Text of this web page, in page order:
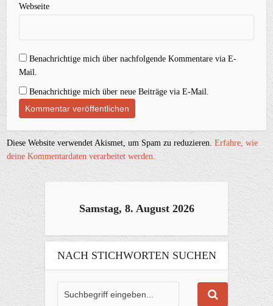
Webseite
Benachrichtige mich über nachfolgende Kommentare via E-
Mail.
Benachrichtige mich über neue Beiträge via E-Mail.
Diese Website verwendet Akismet, um Spam zu reduzieren.Erfahre, wie
deine Kommentardaten verarbeitet werden.
Samstag, 8. August 2026
NACH STICHWORTEN SUCHEN